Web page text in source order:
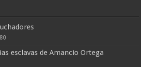
esclavas de Amancio Ortega